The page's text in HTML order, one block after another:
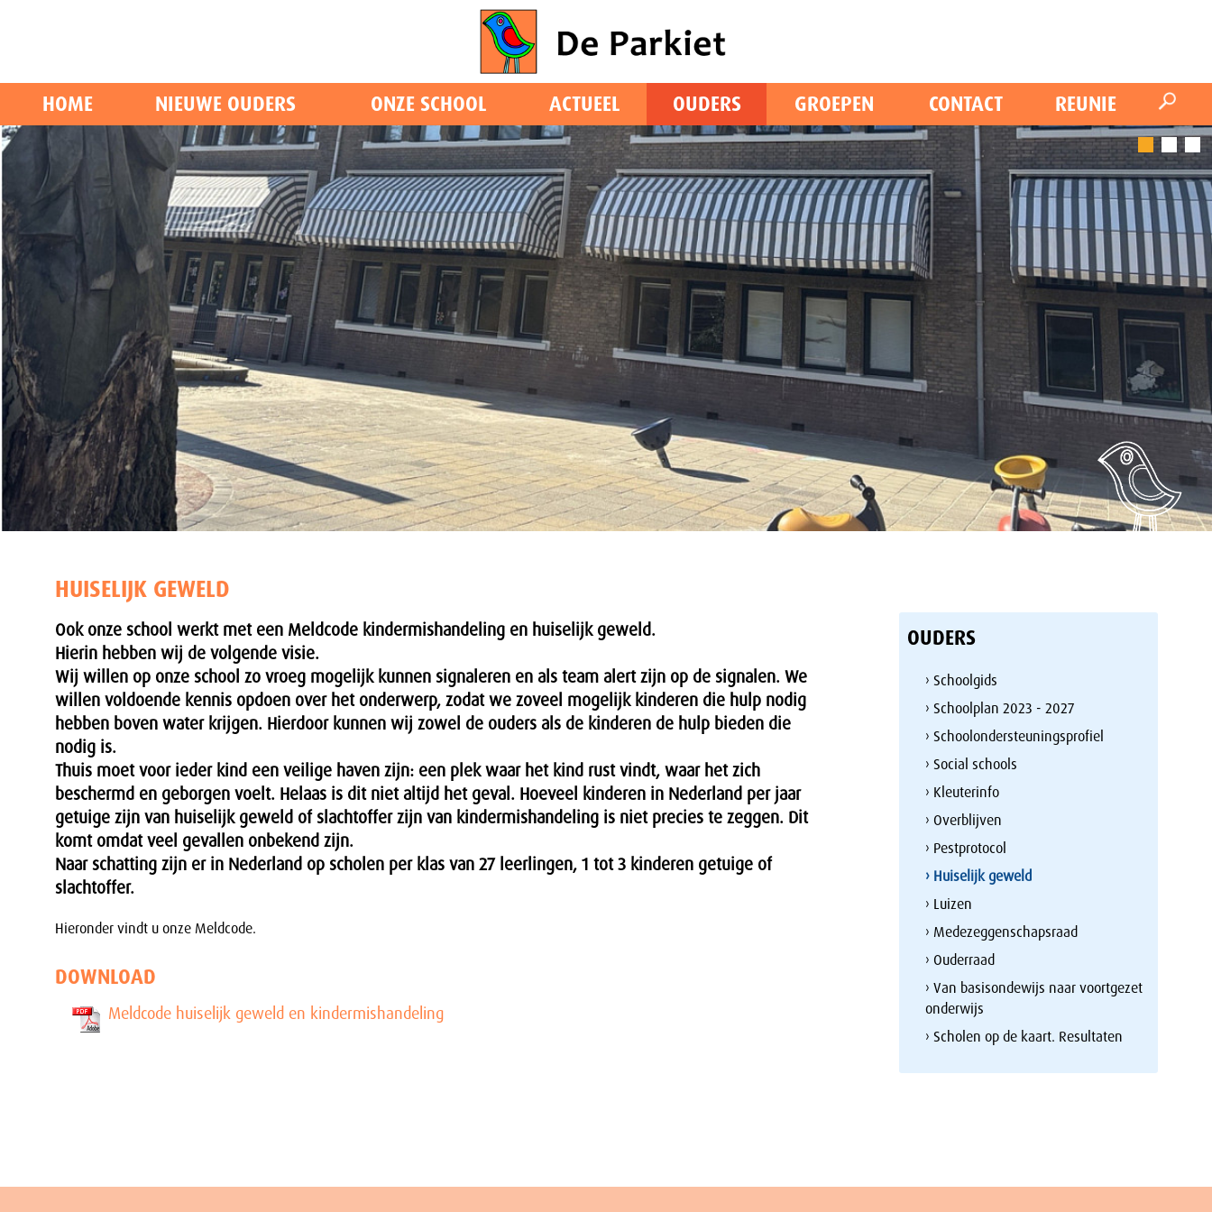
HOME NIEUWE OUDERS ONZE SCHOOL ACTUEEL OUDERS GROEPEN CONTACT REUNIE
HUISELIJK GEWELD
Ook onze school werkt met een Meldcode kindermishandeling en huiselijk geweld.
Hierin hebben wij de volgende visie.
Wij willen op onze school zo vroeg mogelijk kunnen signaleren en als team alert zijn op de signalen. We
willen voldoende kennis opdoen over het onderwerp, zodat we zoveel mogelijk kinderen die hulp nodig
hebben boven water krijgen. Hierdoor kunnen wij zowel de ouders als de kinderen de hulp bieden die
nodig is.
Thuis moet voor ieder kind een veilige haven zijn: een plek waar het kind rust vindt, waar het zich
beschermd en geborgen voelt. Helaas is dit niet altijd het geval. Hoeveel kinderen in Nederland per jaar
getuige zijn van huiselijk geweld of slachtoffer zijn van kindermishandeling is niet precies te zeggen. Dit
komt omdat veel gevallen onbekend zijn.
Naar schatting zijn er in Nederland op scholen per klas van 27 leerlingen, 1 tot 3 kinderen getuige of
slachtoffer.
Hieronder vindt u onze Meldcode.
DOWNLOAD
Meldcode huiselijk geweld en kindermishandeling
OUDERS
› Schoolgids
› Schoolplan 2023 - 2027
› Schoolondersteuningsprofiel
› Social schools
› Kleuterinfo
› Overblijven
› Pestprotocol
› Huiselijk geweld
› Luizen
› Medezeggenschapsraad
› Ouderraad
› Van basisondewijs naar voortgezet
onderwijs
› Scholen op de kaart. Resultaten